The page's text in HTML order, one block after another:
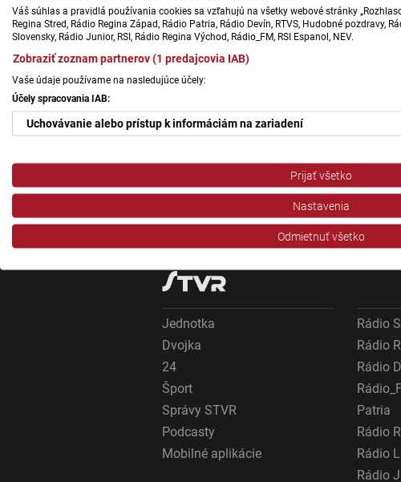
Váš súhlas a pravidlá používania cookies sa vzťahujú na všetky webové stránky
Regina Stred, Rádio Regina Západ, Rádio Patria, Rádio Devín, RTVS, Hudobné pozdravy,
Slovensky, Rádio Junior, RSI, Rádio Regina Východ, Rádio_FM, RSI Espanol, NEV.
Zobraziť zoznam partnerov (1 predajcovia IAB)
Vaše údaje používame na nasledujúce účely:
Účely spracovania IAB:
Uchovávanie alebo prístup k informáciám na zariadení
Vytvoriť profily pre personalizovanú reklamu
Použiť profily na výber personalizovanej reklamy
Použiť profily na výber prispôsobeného obsahu
Meranie výkonnosti reklamy
Meranie výkonnosti obsahu
Pochopiť cieľové skupiny na základe štatistík alebo spájania údajov z
Vývoj a zlepšovanie služieb
Použitie obmedzených údajov na výber obsahu
Prijať všetko
Nastavenia
Odmietnuť všetko
Jednotka
Dvojka
24
Šport
Správy STVR
Podcasty
Mobilné aplikácie
Rádio
Rádio
Rádio
Patria
Rádio
Rádio
Rádio